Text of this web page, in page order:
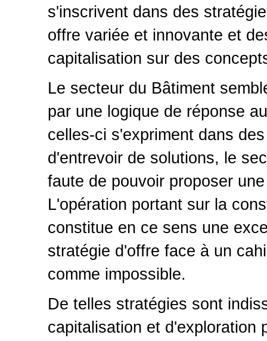
s'inscrivent dans des
offre variée et innovante et
capitalisation sur des
Le secteur du Bâtiment
par une logique de réponse
celles-ci s'expriment dans
d'entrevoir de solutions, le
faute de pouvoir proposer
L'opération portant sur la
constitue en ce sens une
stratégie d'offre face à un
comme impossible.
De telles stratégies sont
capitalisation et d'exploration